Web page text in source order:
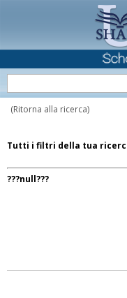
(Ritorna alla ricerca)
Tutti i filtri della tua
???null???